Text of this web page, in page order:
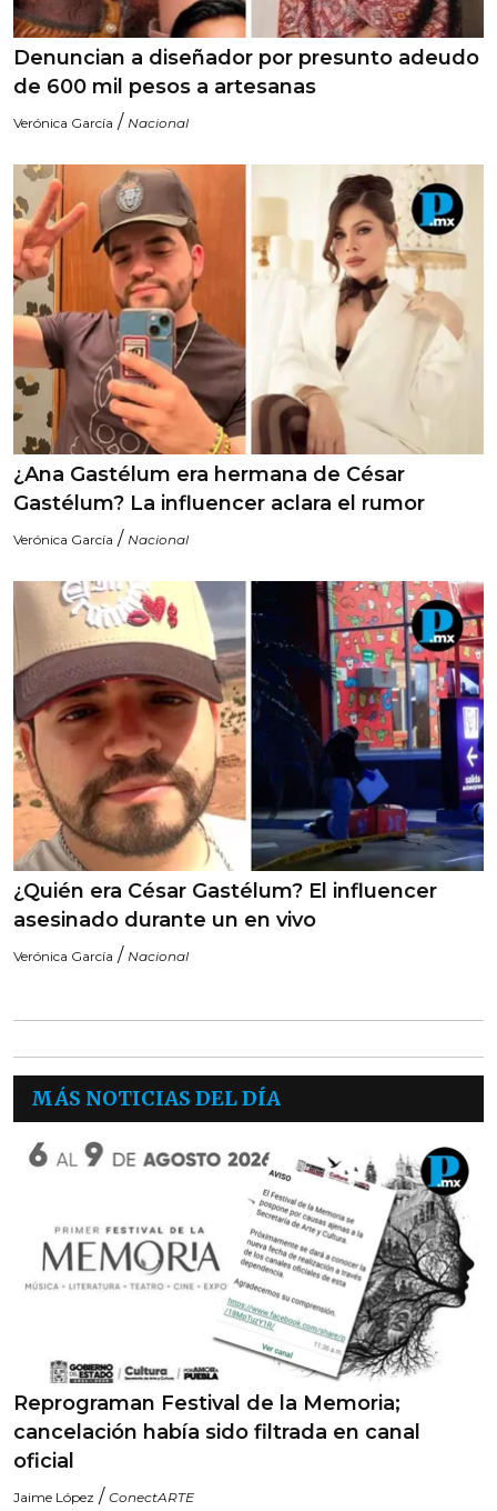
Denuncian a diseñador por presunto adeudo
de 600 mil pesos a artesanas
Verónica García / Nacional
¿Ana Gastélum era hermana de César
Gastélum? La influencer aclara el rumor
Verónica García / Nacional
¿Quién era César Gastélum? El influencer
asesinado durante un en vivo
Verónica García / Nacional
MÁS NOTICIAS DEL DÍA
Reprograman Festival de la Memoria;
cancelación había sido filtrada en canal
oficial
Jaime López / ConectARTE